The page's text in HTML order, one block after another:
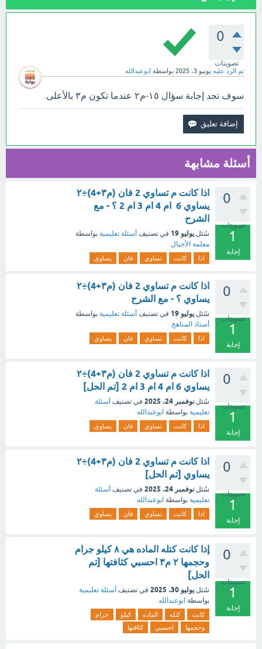
0
تصويتات
تم الرد عليه يونيو 3، 2025 بواسطة ابوعبدالله
سوف تجد إجابة سؤال ١٥-م٢ عندما تكون م٣ بالأعلى.
أسئلة مشابهة
0
تصويتات
1
إجابة
اذا كانت م تساوي 2 فان (م٣+4)÷٢
يساوي 6 ام 4 ام 3 ام 2 ؟ - مع
الشرح
سُئل يوليو 19 في تصنيف أسئلة تعليمية بواسطة
معلمة الأجيال
اذا كانت تساوي فان يساوي
0
تصويتات
1
إجابة
اذا كانت م تساوي 2 فان (م٣+4)÷٢
يساوي ؟ - مع الشرح
سُئل يوليو 19 في تصنيف أسئلة تعليمية بواسطة
أستاذ المناهج
اذا كانت تساوي فان يساوي
0
تصويتات
1
إجابة
اذا كانت م تساوي 2 فان (م٣+4)÷٢
يساوي 6 ام 4 ام 3 ام 2 [تم الحل]
سُئل نوفمبر 24، 2025 في تصنيف أسئلة
تعليمية بواسطة ابوعبدالله
اذا كانت تساوي فان يساوي
0
تصويتات
1
إجابة
اذا كانت م تساوي 2 فان (م٣+4)÷٢
يساوي [تم الحل]
سُئل نوفمبر 24، 2025 في تصنيف أسئلة
تعليمية بواسطة ابوعبدالله
اذا كانت تساوي فان يساوي
0
تصويتات
1
إجابة
إذا كانت كتله الماده هي ٨ كيلو جرام
وحجمها ٢ م٣ احسبي كثافتها [تم
الحل]
سُئل يوليو 30، 2025 في تصنيف أسئلة تعليمية
بواسطة ابوعبدالله
كانت كتله الماده كيلو
جرام
وحجمها
احسبي كثافتها